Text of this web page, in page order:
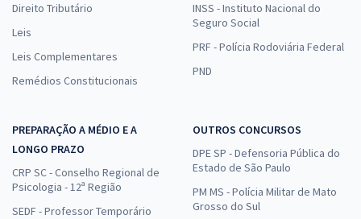
Direito Tributário
Leis
Leis Complementares
Remédios Constitucionais
INSS - Instituto Nacional do
Seguro Social
PRF - Polícia Rodoviária Federal
PND
PREPARAÇÃO A MÉDIO E A
LONGO PRAZO
CRP SC - Conselho Regional de
Psicologia - 12ª Região
SEDF - Professor Temporário
OUTROS CONCURSOS
DPE SP - Defensoria Pública do
Estado de São Paulo
PM MS - Polícia Militar de Mato
Grosso do Sul